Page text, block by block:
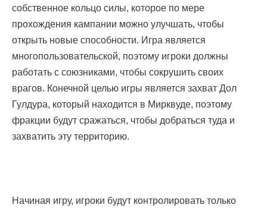
собственное кольцо силы, которое по мере
прохождения кампании можно улучшать, чтобы
открыть новые способности. Игра является
многопользовательской, поэтому игроки должны
работать с союзниками, чтобы сокрушить своих
врагов. Конечной целью игры является захват Дол
Гулдура, который находится в Мирквуде, поэтому
фракции будут сражаться, чтобы добраться туда и
захватить эту территорию.
Начиная игру, игроки будут контролировать только